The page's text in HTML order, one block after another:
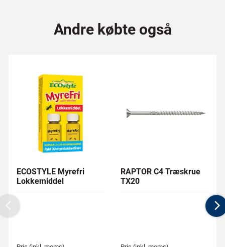
Andre købte også
ECOSTYLE Myrefri
Lokkemiddel
RAPTOR C4 Træskrue
TX20
Previous